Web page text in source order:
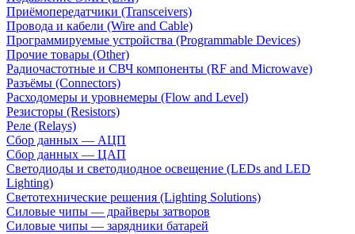
Приёмопередатчики (Transceivers)
Провода и кабели (Wire and Cable)
Программируемые устройства (Programmable Devices)
Прочие товары (Other)
Радиочастотные и СВЧ компоненты (RF and Microwave)
Разъёмы (Connectors)
Расходомеры и уровнемеры (Flow and Level)
Резисторы (Resistors)
Реле (Relays)
Сбор данных — АЦП
Сбор данных — ЦАП
Светодиоды и светодиодное освещение (LEDs and LED
Lighting)
Светотехнические решения (Lighting Solutions)
Силовые чипы — драйверы затворов
Силовые чипы — зарядники батарей